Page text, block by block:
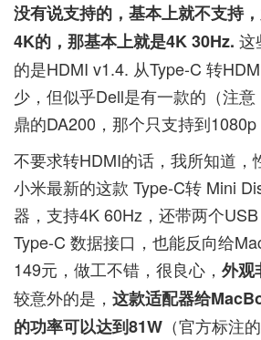
没有说支持的，基本上就不支持
4K的，那基本上就是4K 30Hz. 这
的是HDMI v1.4. 从Type-C 转
少，但似乎Dell是有一款的（注
鼎的DA200，那个只支持到
不要求转HDMI的话，我所知道，
小米最新的这款 Type-C转 Mini
器，支持4K 60Hz，还带两个
Type-C 数据接口，也能反向给
149元，做工不错，很良心， 外观
较意外的是， 这款适配器给
的功率可以达到81W （官方标注